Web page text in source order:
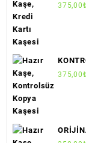
375,00
375,00